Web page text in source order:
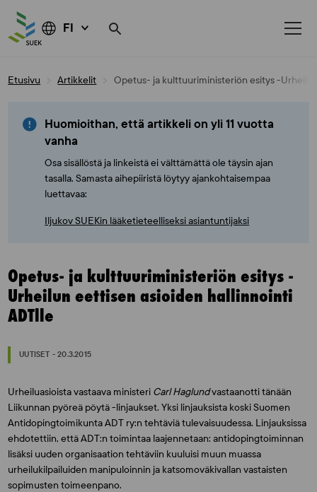
FI
Etusivu Artikkelit Opetus- ja kulttuuriministeriön esitys -
Huomioithan, että artikkeli on yli 11 vuotta
vanha
Osa sisällöstä ja linkeistä ei välttämättä ole täysin ajan
tasalla. Samasta aihepiiristä löytyy ajankohtaisempaa
luettavaa:
Iljukov SUEKin lääketieteelliseksi asiantuntijaksi
Opetus- ja kulttuuriministeriön esitys -
Urheilun eettisen asioiden hallinnointi
ADTlle
UUTISET - 20.3.2015
Urheiluasioista vastaava ministeri Carl Haglundvastaanotti tänään
Liikunnan pyöreä pöytä -linjaukset. Yksi linjauksista koski Suomen
Antidopingtoimikunta ADT ry:n tehtäviä tulevaisuudessa. Linjauksissa
ehdotettiin, että ADT:n toimintaa laajennetaan: antidopingtoiminnan
lisäksi uuden organisaation tehtäviin kuuluisi muun muassa
urheilukilpailuiden manipuloinnin ja katsomoväkivallan vastaisten
sopimusten toimeenpano.